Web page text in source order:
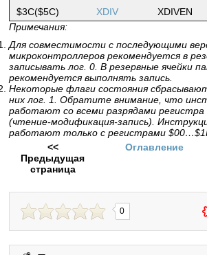
$3C($5C)
XDIV XDIVEN
Примечания:
Для совместимости с последующими
микроконтроллеров рекомендуется в
записывать лог. 0. В резервные ячейки
рекомендуется выполнять запись.
Некоторые флаги состояния
них лог. 1. Обратите внимание, что
работают со всеми разрядами регистра
(чтение-модификация-запись).
работают только с регистрами
<<
Предыдущая
страница
Оглавление
0